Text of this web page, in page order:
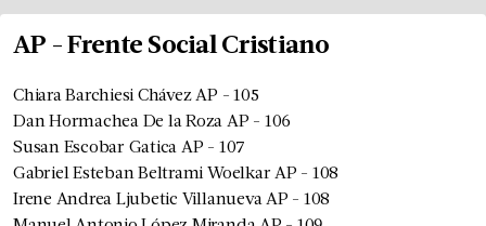
AP -Frente Social Cristiano
Chiara Barchiesi Chávez AP -105
Dan Hormachea De la Roza AP - 106
Susan Escobar Gatica AP - 107
Gabriel Esteban Beltrami Woelkar AP - 108
Irene Andrea Ljubetic Villanueva AP - 108